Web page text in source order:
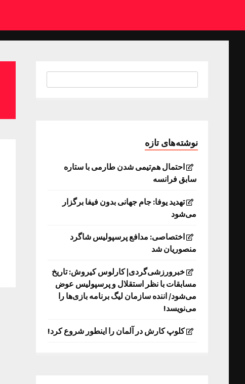
نوشته‌های تازه
احتمال هم‌تیمی شدن طارمی با ستاره
سابق فرانسه
تهدید یوفا: جام جهانی بدون فیفا برگزار
می‌شود
اختصاصی: مدافع پرسپولیس شاگرد
منصوریان شد
خبرورزشی‌گردی| کارلوس کیروش: تاریخ
مسابقات با نظر استقلال و پرسپولیس عوض
می‌شود/ اننده سازمان لیگ برنامه بازی‌ها را
می‌نویسد!
کلوپ کارش در آلمان را اینطور شروع کرد!